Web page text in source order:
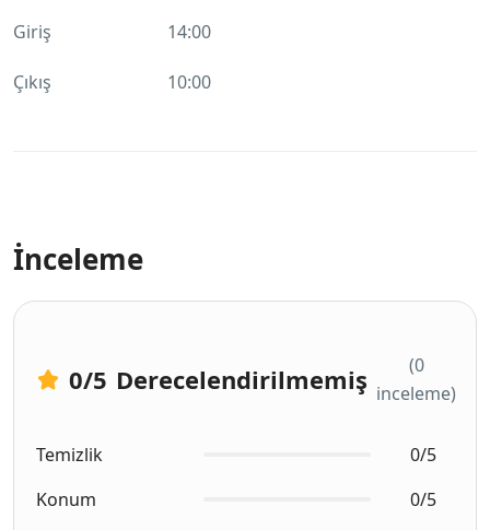
Giriş 14:00
Çıkış 10:00
İnceleme
0/5 Derecelendirilmemiş
(0
inceleme)
Temizlik
0/5
Konum
0/5